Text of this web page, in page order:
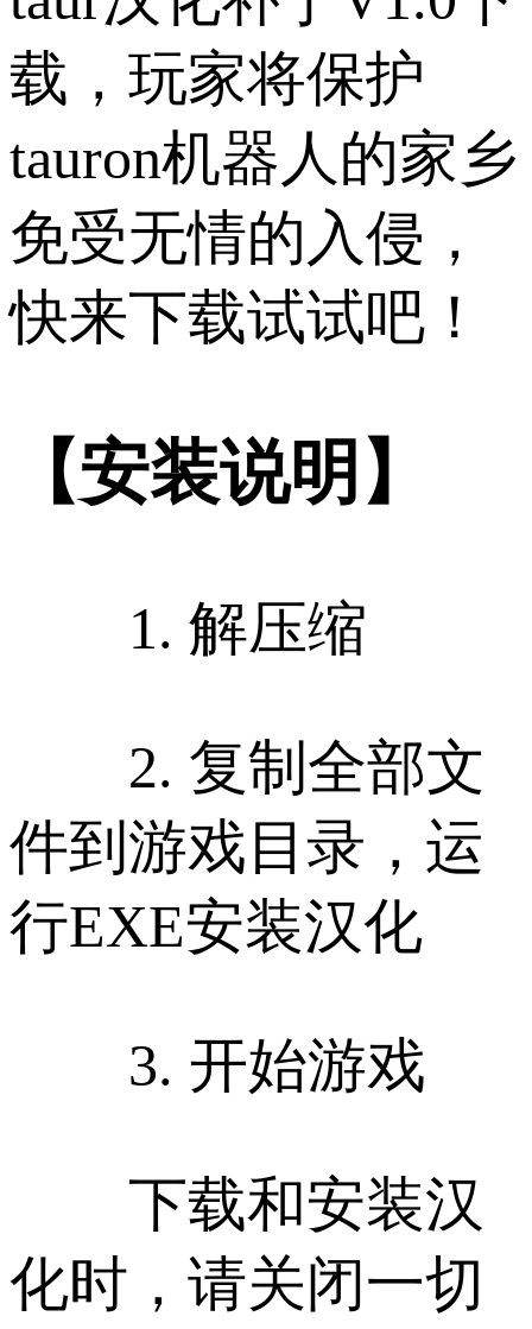
载，玩家将保护
tauron机器人的家乡
免受无情的入侵，
快来下载试试吧！
【安装说明】
1. 解压缩
2. 复制全部文
件到游戏目录，运
行EXE安装汉化
3. 开始游戏
下载和安装汉
化时，请关闭一切